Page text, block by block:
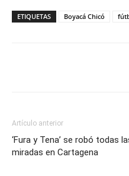
ETIQUETAS Boyacá Chicó
Artículo anterior
‘Fura y Tena’ se robó todas
miradas en Cartagena